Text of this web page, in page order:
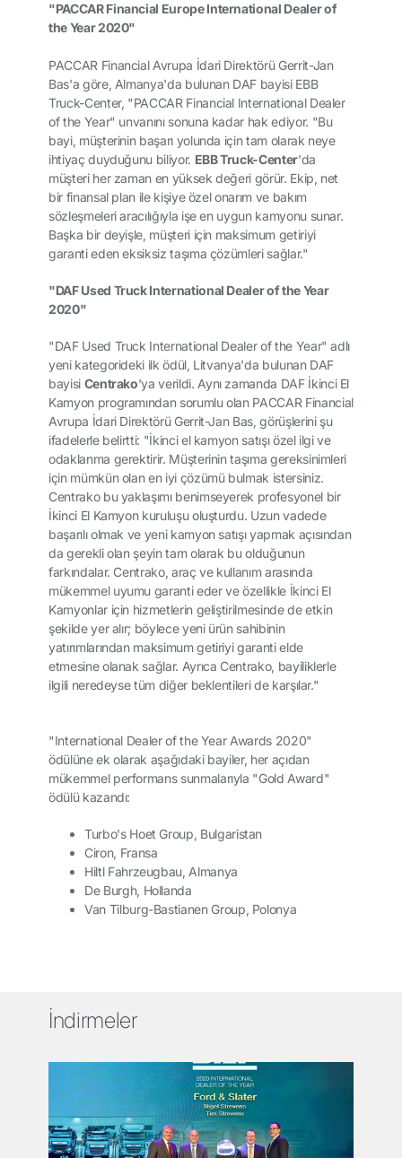
"PACCAR Financial Europe International Dealer of
the Year 2020"
PACCAR Financial Avrupa İdari Direktörü Gerrit-Jan
Bas'a göre, Almanya'da bulunan DAF bayisi EBB
Truck-Center, "PACCAR Financial International Dealer
of the Year" unvanını sonuna kadar hak ediyor. "Bu
bayi, müşterinin başarı yolunda için tam olarak neye
ihtiyaç duyduğunu biliyor. EBB Truck-Center'da
müşteri her zaman en yüksek değeri görür. Ekip, net
bir finansal plan ile kişiye özel onarım ve bakım
sözleşmeleri aracılığıyla işe en uygun kamyonu sunar.
Başka bir deyişle, müşteri için maksimum getiriyi
garanti eden eksiksiz taşıma çözümleri sağlar."
"DAF Used Truck International Dealer of the Year
2020"
"DAF Used Truck International Dealer of the Year" adlı
yeni kategorideki ilk ödül, Litvanya'da bulunan DAF
bayisi Centrako'ya verildi. Aynı zamanda DAF İkinci El
Kamyon programından sorumlu olan PACCAR Financial
Avrupa İdari Direktörü Gerrit-Jan Bas, görüşlerini şu
ifadelerle belirtti: "İkinci el kamyon satışı özel ilgi ve
odaklanma gerektirir. Müşterinin taşıma gereksinimleri
için mümkün olan en iyi çözümü bulmak istersiniz.
Centrako bu yaklaşımı benimseyerek profesyonel bir
İkinci El Kamyon kuruluşu oluşturdu. Uzun vadede
başarılı olmak ve yeni kamyon satışı yapmak açısından
da gerekli olan şeyin tam olarak bu olduğunun
farkındalar. Centrako, araç ve kullanım arasında
mükemmel uyumu garanti eder ve özellikle İkinci El
Kamyonlar için hizmetlerin geliştirilmesinde de etkin
şekilde yer alır; böylece yeni ürün sahibinin
yatırımlarından maksimum getiriyi garanti elde
etmesine olanak sağlar. Ayrıca Centrako, bayiliklerle
ilgili neredeyse tüm diğer beklentileri de karşılar."
"International Dealer of the Year Awards 2020"
ödülüne ek olarak aşağıdaki bayiler, her açıdan
mükemmel performans sunmalarıyla "Gold Award"
ödülü kazandı:
Turbo's Hoet Group, Bulgaristan
Ciron, Fransa
Hiltl Fahrzeugbau, Almanya
De Burgh, Hollanda
Van Tilburg-Bastianen Group, Polonya
İndirmeler